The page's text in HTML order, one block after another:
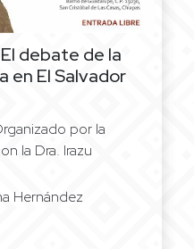
debate de la
en El Salvador
por la
la Dra. Irazu
Hernández